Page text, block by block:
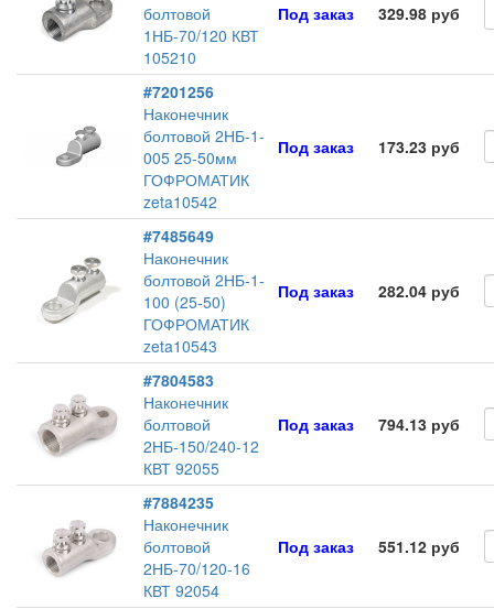
болтовой
1НБ-70/120 КВТ
105210
Под заказ 329.98 руб
#7201256
Наконечник
болтовой 2НБ-1-
005 25-50мм
ГОФРОМАТИК
zeta10542
Под заказ 173.23 руб
#7485649
Наконечник
болтовой 2НБ-1-
100 (25-50)
ГОФРОМАТИК
zeta10543
Под заказ 282.04 руб
#7804583
Наконечник
болтовой
2НБ-150/240-12
КВТ 92055
Под заказ 794.13 руб
#7884235
Наконечник
болтовой
2НБ-70/120-16
КВТ 92054
Под заказ 551.12 руб